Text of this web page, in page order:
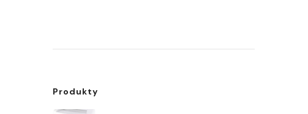
Produkty